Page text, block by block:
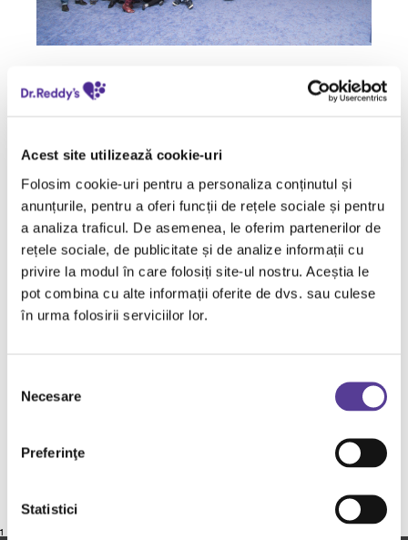
Acest site utilizează cookie-uri
Folosim cookie-uri pentru a personaliza conținutul și
anunțurile, pentru a oferi funcții de rețele sociale și pentru
a analiza traficul. De asemenea, le oferim partenerilor de
rețele sociale, de publicitate și de analize informații cu
privire la modul în care folosiți site-ul nostru. Aceștia le
pot combina cu alte informații oferite de dvs. sau culese
în urma folosirii serviciilor lor.
consimțământului
Necesare
Preferinţe
Statistici
In cursul anului 2014, Dr. Reddy’s India ne-a oferit
posibilitatea de a selecta o organizatie non-profit,
global. Organizatia urma sa fie beneficiarul unei
donatii din Fondul „Anji Reddy”. Acest fond a fost
creat in memoria fondatorului companiei noastre,
Dr. Anji Reddy, ramas in memoria colectiva ca un
remarcabil om de stiinta, inovator, antreprenor
vizionar, filantrop si om de afaceri, al carui tel a fost
sa aduca pe piata medicamente inovative la preturi
accesibile pentru pacienti din intreaga lume.
beneficiul copiilor care au reusit sa infranga
diagnostice grave, care si-au continuat visurile si se
reintegreaza in scoala si societate si cu ajutorul
acestei inimoase organizatii.
1